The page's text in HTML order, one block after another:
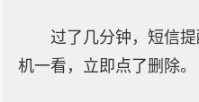
过了几分钟，短信
机一看，立即点了删除。